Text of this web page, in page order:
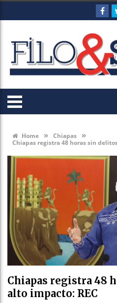
Home » Chiapas »
Chiapas registra 48 horas sin
Chiapas registra 48
alto impacto: REC